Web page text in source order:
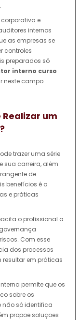
e
internos
as empresas se
controles
preparados só
interno curso
neste campo
Realizar um
trazer uma série
sua carreira, além
de
benefícios é o
e práticas
o profissional a
Com esse
dos processos
resultar em práticas
permite que os
sobre os
não só identifica
propõe soluções